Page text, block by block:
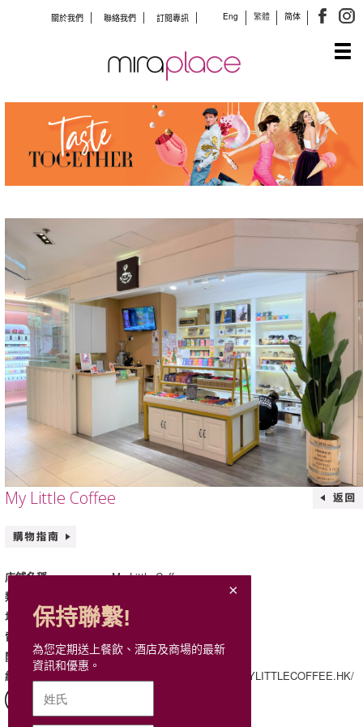
Eng 繁體 简体
關於我們 聯絡我們 訂閱專訊
My Little Coffee
店鋪名稱 My Little Coffee
類別 零售食品/ 洋酒/ 生活百貨
地址 B101A, B1, Mira Place 1
電話
開放時間
星期一至日: 12:00 - 20:30
網站 https://www.facebook.com/MYLITTLECOFFEE.HK/
保持聯繫!
為您定期送上餐飲、酒店及商場的最新
資訊和優惠。